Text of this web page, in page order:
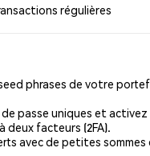
régulières
phrases de votre
passe uniques et activez
deux facteurs (2FA).
avec de petites sommes